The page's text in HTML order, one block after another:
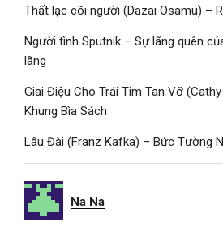
Thất lạc cõi người (Dazai Osamu) –
Người tình Sputnik – Sự lãng quên
lãng
Giai Điệu Cho Trái Tim Tan Vỡ
Khung Bìa Sách
Lâu Đài (Franz Kafka) – Bức Tường
Na Na